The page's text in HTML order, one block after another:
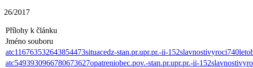
26/2017
Přílohy k článku
Jméno souboru
atc116763532643854473situacedz-stan.pr.upr.pr.-ii-
atc5493930966780673627opatreniobec.pov.-stan.pr.upr.pr.-ii-